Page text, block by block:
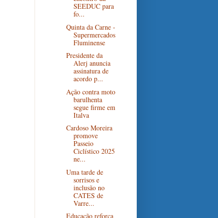
SEEDUC para
fo...
Quinta da Carne -
Supermercados
Fluminense
Presidente da
Alerj anuncia
assinatura de
acordo p...
Ação contra moto
barulhenta
segue firme em
Italva
Cardoso Moreira
promove
Passeio
Ciclístico 2025
ne...
Uma tarde de
sorrisos e
inclusão no
CATES de
Varre...
Educação reforça